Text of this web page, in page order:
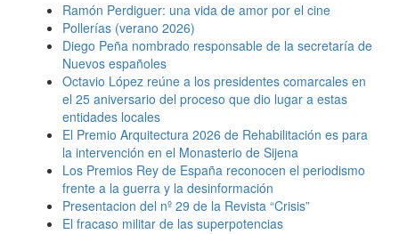
Ramón Perdiguer: una vida de amor por el cine
Pollerías (verano 2026)
Diego Peña nombrado responsable de la secretaría de
Nuevos españoles
Octavio López reúne a los presidentes comarcales en
el 25 aniversario del proceso que dio lugar a estas
entidades locales
El Premio Arquitectura 2026 de Rehabilitación es para
la intervención en el Monasterio de Sijena
Los Premios Rey de España reconocen el periodismo
frente a la guerra y la desinformación
Presentacion del nº 29 de la Revista “Crisis”
El fracaso militar de las superpotencias